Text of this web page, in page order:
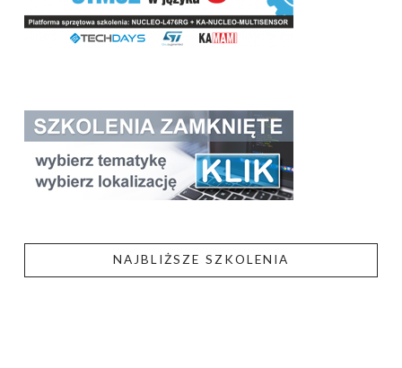
NAJBLIŻSZE SZKOLENIA